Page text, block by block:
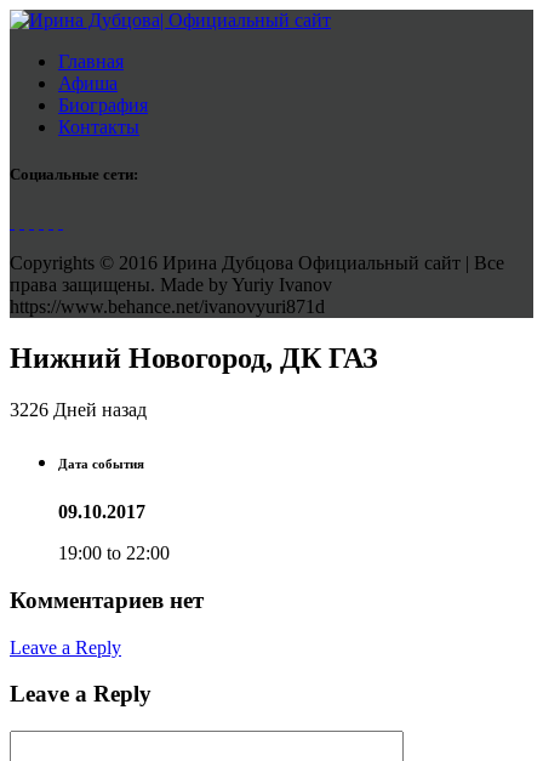
Главная
Афиша
Биография
Контакты
Социальные сети:
Copyrights © 2016 Ирина Дубцова Официальный сайт | Все
права защищены. Made by Yuriy Ivanov
https://www.behance.net/ivanovyuri871d
Нижний Новогород, ДК ГАЗ
3226 Дней назад
Дата события
09.10.2017
19:00 to 22:00
Комментариев нет
Leave a Reply
Leave a Reply